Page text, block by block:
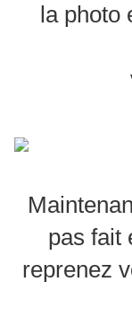
la photo
pas fait
reprenez